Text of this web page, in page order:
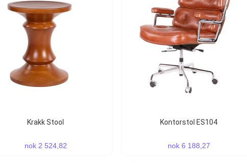
Krakk Stool
nok 2 524,82
Kontorstol ES104
nok 6 188,27